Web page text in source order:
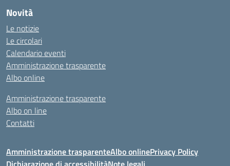
Novità
Le notizie
Le circolari
Calendario eventi
Amministrazione trasparente
Albo online
Amministrazione trasparente
Albo on line
Contatti
Amministrazione trasparenteAlbo onlinePrivacy Policy